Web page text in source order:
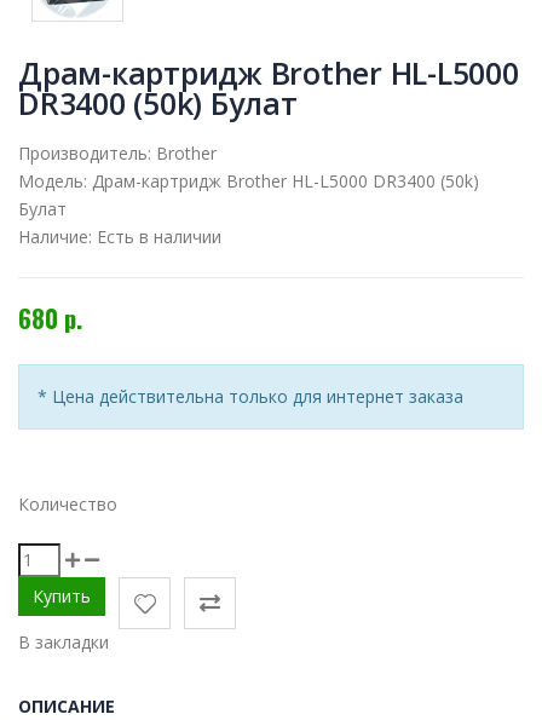
Драм-картридж Brother HL-L5000
DR3400 (50k) Булат
Производитель: Brother
Модель: Драм-картридж Brother HL-L5000 DR3400 (50k)
Булат
Наличие: Есть в наличии
680 р.
* Цена действительна только для интернет заказа
Количество
В закладки
ОПИСАНИЕ